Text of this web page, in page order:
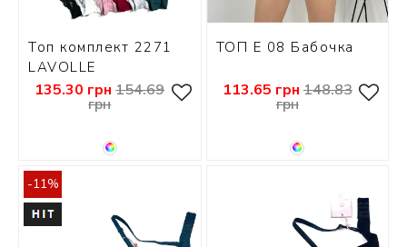
Топ комплект 2271
LAVOLLE
135.30 грн 154.69
грн
ТОП E 08 Бабочка
113.65 грн 148.83
грн
-11%